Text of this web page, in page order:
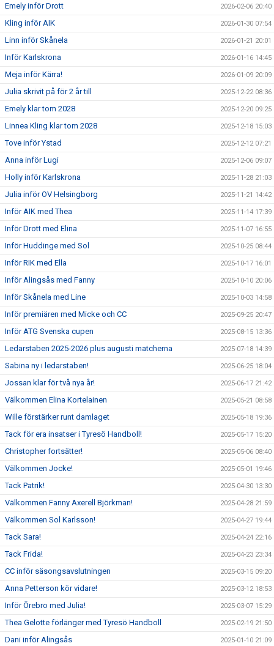
Emely inför Drott 2026-02-06 20:40
Kling inför AIK 2026-01-30 07:54
Linn inför Skånela 2026-01-21 20:01
Inför Karlskrona 2026-01-16 14:45
Meja inför Kärra! 2026-01-09 20:09
Julia skrivit på för 2 år till 2025-12-22 08:36
Emely klar tom 2028 2025-12-20 09:25
Linnea Kling klar tom 2028 2025-12-18 15:03
Tove inför Ystad 2025-12-12 07:21
Anna inför Lugi 2025-12-06 09:07
Holly inför Karlskrona 2025-11-28 21:03
Julia inför OV Helsingborg 2025-11-21 14:42
Inför AIK med Thea 2025-11-14 17:39
Inför Drott med Elina 2025-11-07 16:55
Inför Huddinge med Sol 2025-10-25 08:44
Inför RIK med Ella 2025-10-17 16:01
Inför Alingsås med Fanny 2025-10-10 20:06
Inför Skånela med Line 2025-10-03 14:58
Inför premiären med Micke och CC 2025-09-25 20:47
Inför ATG Svenska cupen 2025-08-15 13:36
Ledarstaben 2025-2026 plus augusti matcherna 2025-07-18 14:39
Sabina ny i ledarstaben! 2025-06-25 18:04
Jossan klar för två nya år! 2025-06-17 21:42
Välkommen Elina Kortelainen 2025-05-21 08:58
Wille förstärker runt damlaget 2025-05-18 19:36
Tack för era insatser i Tyresö Handboll! 2025-05-17 15:20
Christopher fortsätter! 2025-05-06 08:40
Välkommen Jocke! 2025-05-01 19:46
Tack Patrik! 2025-04-30 13:30
Välkommen Fanny Axerell Björkman! 2025-04-28 21:59
Välkommen Sol Karlsson! 2025-04-27 19:44
Tack Sara! 2025-04-24 22:16
Tack Frida! 2025-04-23 23:34
CC inför säsongsavslutningen 2025-03-15 09:20
Anna Petterson kör vidare! 2025-03-12 18:53
Inför Örebro med Julia! 2025-03-07 15:29
Thea Gelotte förlänger med Tyresö Handboll 2025-02-19 21:50
Dani inför Alingsås 2025-01-10 21:09